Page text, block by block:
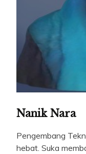
Nanik Nara
Pengembang
hebat. Suka